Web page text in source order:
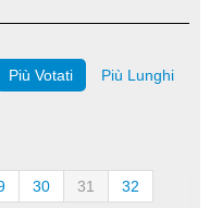
Più Votati Più Lunghi
30 31
32